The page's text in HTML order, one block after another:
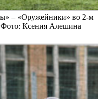
– «Оружейники» во 2-м
Ксения Алешина